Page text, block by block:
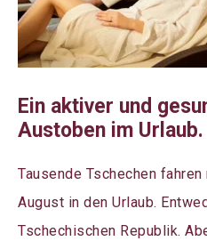
Ein aktiver und
Austoben im Urlaub.
Tausende Tschechen
August in den Urlaub.
Tschechischen Republik.